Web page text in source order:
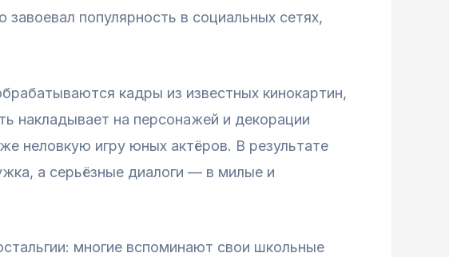
популярность в социальных сетях,
кадры из известных кинокартин,
накладывает на персонажей и декорации
неловкую игру юных актёров. В результате
а серьёзные диалоги — в милые и
многие вспоминают свои школьные